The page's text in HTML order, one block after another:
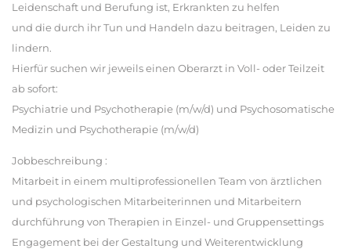
Leidenschaft und Berufung ist, Erkrankten zu helfen
und die durch ihr Tun und Handeln dazu beitragen, Leiden zu
lindern.
Hierfür suchen wir jeweils einen Oberarzt in Voll- oder Teilzeit
ab sofort:
Psychiatrie und Psychotherapie (m/w/d) und Psychosomatische
Medizin und Psychotherapie (m/w/d)
Jobbeschreibung :
Mitarbeit in einem multiprofessionellen Team von ärztlichen
und psychologischen Mitarbeiterinnen und Mitarbeitern
durchführung von Therapien in Einzel- und Gruppensettings
Engagement bei der Gestaltung und Weiterentwicklung